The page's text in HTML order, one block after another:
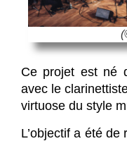
Ce projet est né
avec le
virtuose du style
L’objectif a été